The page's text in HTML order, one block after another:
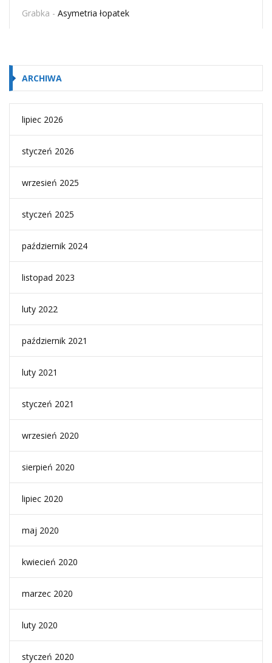
Grabka - Asymetria łopatek
ARCHIWA
lipiec 2026
styczeń 2026
wrzesień 2025
styczeń 2025
październik 2024
listopad 2023
luty 2022
październik 2021
luty 2021
styczeń 2021
wrzesień 2020
sierpień 2020
lipiec 2020
maj 2020
kwiecień 2020
marzec 2020
luty 2020
styczeń 2020